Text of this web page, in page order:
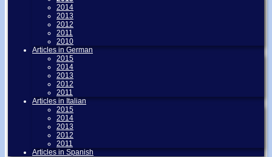
2014
2013
2012
2011
2010
Articles in German
2015
2014
2013
2012
2011
Articles in Italian
2015
2014
2013
2012
2011
Articles in Spanish